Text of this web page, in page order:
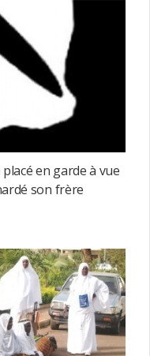
en garde à vue
son frère